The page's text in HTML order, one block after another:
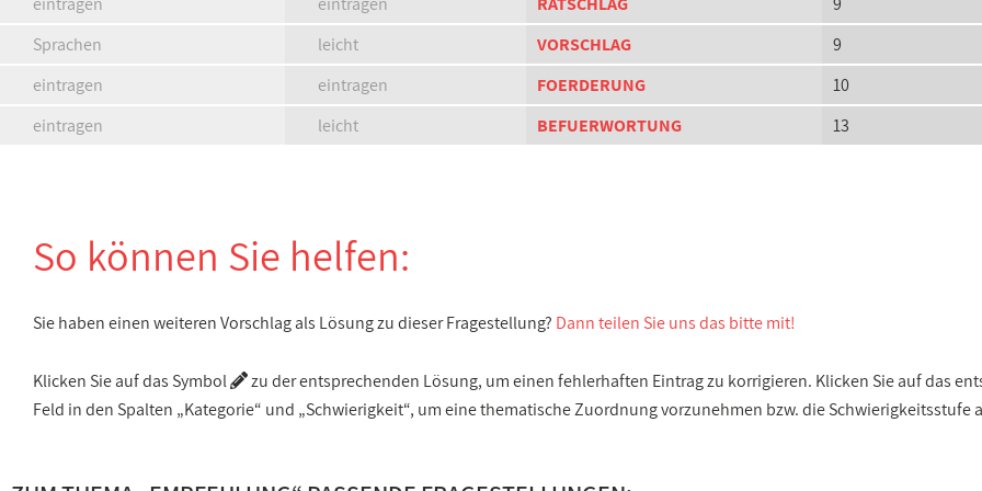
Sprachen
leicht VORSCHLAG
9
eintragen
eintragen FOERDERUNG
10
eintragen
leicht BEFUERWORTUNG 13
So können Sie helfen:
Sie haben einen weiteren Vorschlag als Lösung zu dieser Fragestellung? Dann teilen Sie uns das bitte mit!
Klicken Sie auf das Symbol
zu der entsprechenden Lösung, um einen fehlerhaften Eintrag zu korrigieren. Klicken Sie auf das
Feld in den Spalten „Kategorie“ und „Schwierigkeit“, um eine thematische Zuordnung vorzunehmen bzw. die Schwierigkeitsstufe